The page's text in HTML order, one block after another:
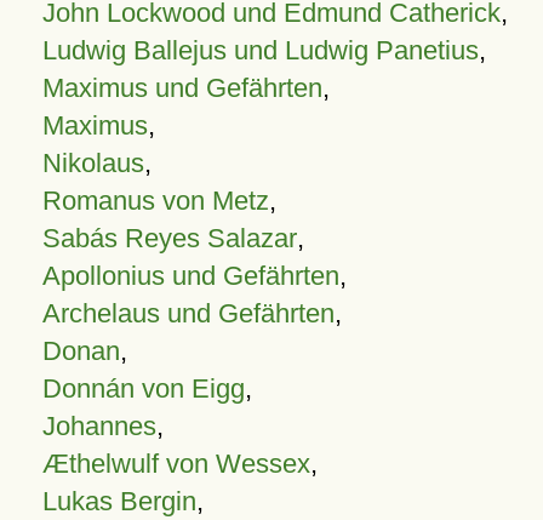
John Lockwood und Edmund Catherick,
Ludwig Ballejus und Ludwig Panetius,
Maximus und Gefährten,
Maximus,
Nikolaus,
Romanus von Metz,
Sabás Reyes Salazar,
Apollonius und Gefährten,
Archelaus und Gefährten,
Donan,
Donnán von Eigg,
Johannes,
Æthelwulf von Wessex,
Lukas Bergin,